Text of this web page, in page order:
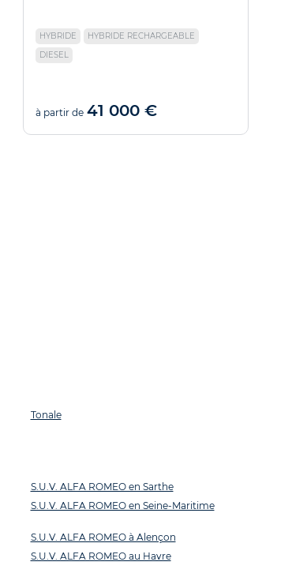
HYBRIDE
HYBRIDE RECHARGEABLE
DIESEL
à partir de 41 000 €
Tonale
S.U.V. ALFA ROMEO en Sarthe
S.U.V. ALFA ROMEO en Seine-Maritime
S.U.V. ALFA ROMEO à Alençon
S.U.V. ALFA ROMEO au Havre